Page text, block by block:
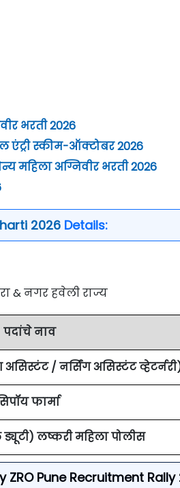
भरती 2026
एंट्री स्कीम-ऑक्टोबर 2026
महिला अग्निवीर भरती 2026
2026 Details:
& नगर हवेली राज्य
पदांचे नाव
/ नर्सिंग असिस्टंट
फार्मा
लष्करी महिला पोलीस
Pune Recruitment Rally